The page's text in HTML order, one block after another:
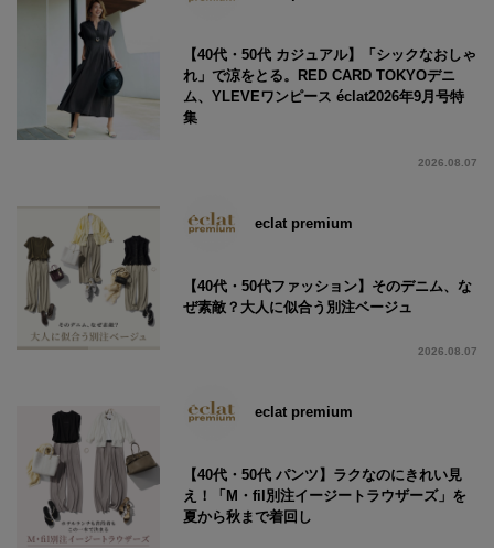
【40代・50代 カジュアル】「シックなおしゃ
れ」で涼をとる。RED CARD TOKYOデニ
ム、YLEVEワンピース éclat2026年9月号特
集
2026.08.07
eclat premium
【40代・50代ファッション】そのデニム、な
ぜ素敵？大人に似合う別注ベージュ
2026.08.07
eclat premium
【40代・50代 パンツ】ラクなのにきれい見
え！「M・fil別注イージートラウザーズ」を
夏から秋まで着回し